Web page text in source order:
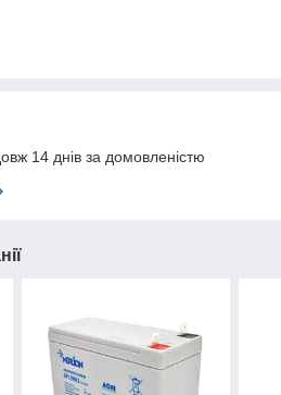
14 днів за домовленістю